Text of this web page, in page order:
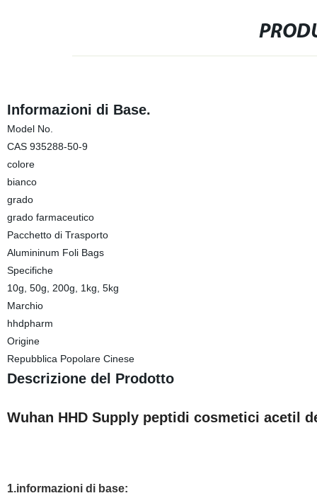
Informazioni di Base.
Model No.
CAS 935288-50-9
colore
bianco
grado
grado farmaceutico
Pacchetto di Trasporto
Alumininum Foli Bags
Specifiche
10g, 50g, 200g, 1kg, 5kg
Marchio
hhdpharm
Origine
Repubblica Popolare Cinese
Descrizione del Prodotto
Wuhan HHD Supply peptidi cosmetici acetil
1.informazioni di base: